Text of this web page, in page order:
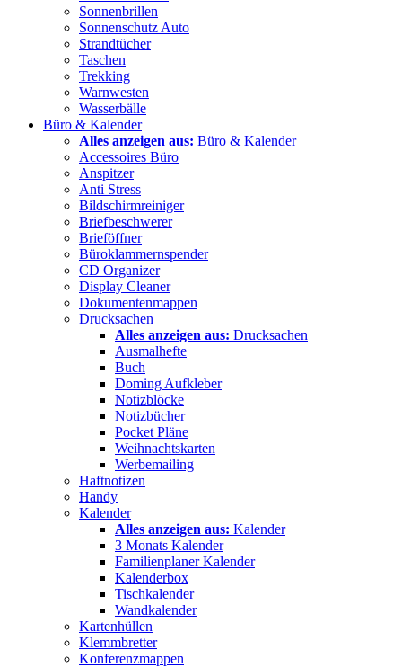
Sonnenbrillen
Sonnenschutz Auto
Strandtücher
Taschen
Trekking
Warnwesten
Wasserbälle
Büro & Kalender
Alles anzeigen aus: Büro & Kalender
Accessoires Büro
Anspitzer
Anti Stress
Bildschirmreiniger
Briefbeschwerer
Brieföffner
Büroklammernspender
CD Organizer
Display Cleaner
Dokumentenmappen
Drucksachen
Alles anzeigen aus: Drucksachen
Ausmalhefte
Buch
Doming Aufkleber
Notizblöcke
Notizbücher
Pocket Pläne
Weihnachtskarten
Werbemailing
Haftnotizen
Handy
Kalender
Alles anzeigen aus: Kalender
3 Monats Kalender
Familienplaner Kalender
Kalenderbox
Tischkalender
Wandkalender
Kartenhüllen
Klemmbretter
Konferenzmappen